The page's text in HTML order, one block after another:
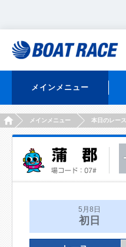
メインメニュー
HOMEメインメニュー 本日のレース
5月8日
初日